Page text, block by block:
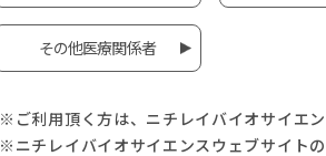
その他医療関係者
※ご利用頂く方は、ニチレイバイオサイエ
※ニチレイバイオサイエンスウェブサイト